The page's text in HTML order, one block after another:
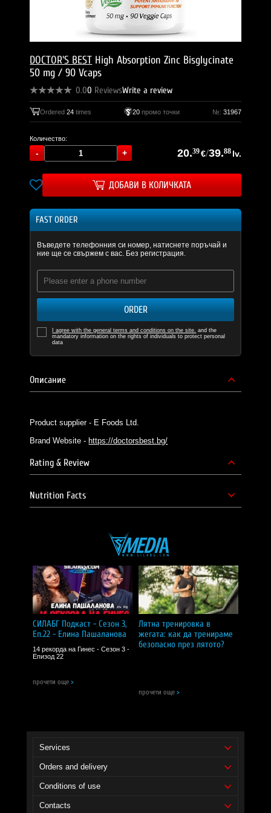
DOCTOR'S BEST High Absorption Zinc Bisglycinate
50 mg / 90 Vcaps
0.00 ReviewsWrite a review
Ordered24 times 20промо точки №: 31967
Количество:
20.39€/39.88 lv.
ДОБАВИ В КОЛИЧКАТА
FAST ORDER
Въведете телефонния си номер, натиснете поръчай и
ние ще се свържем с вас. Без регистрация.
ORDER
I agree with the general terms and conditions on the site. and the
mandatory information on the rights of individuals to protect personal
data
Описание
Product supplier - E Foods Ltd.
Brand Website - https://doctorsbest.bg/
Rating & Review
Nutrition Facts
СИЛАБГ Подкаст - Сезон 3,
Еп.22 - Елина Пашаланова
14 рекорда на Гинес - Сезон 3 -
Епизод 22
прочети още >
Лятна тренировка в
жегата: как да тренираме
безопасно през лятото?
прочети още >
Services
Orders and delivery
Conditions of use
Contacts